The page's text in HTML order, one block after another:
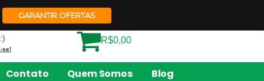
GARANTIR OFERTAS Quem Somos
se!
R$0,00
Contato Quem Somos Blog